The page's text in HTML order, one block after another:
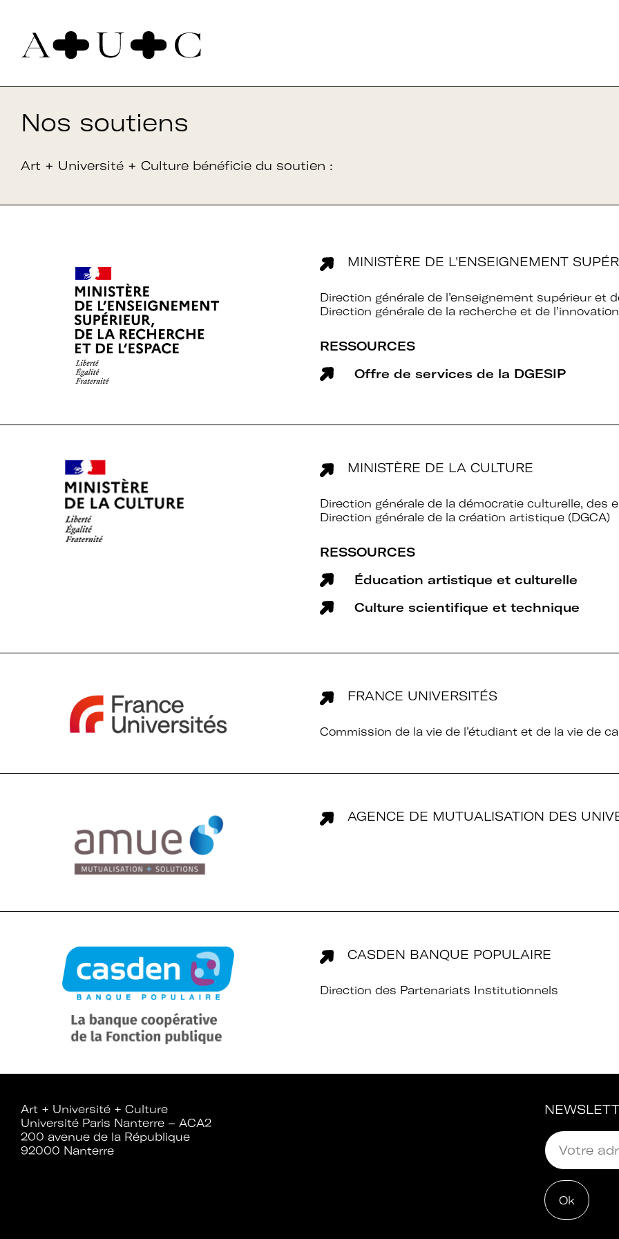
Pour nous contacter
Art + Université + Culture
Université Paris Nanterre – ACA2
Rejoignez le réseau
A+U+C
Téléchargez le bulletin
Adhérer à
Bénéficier
des
Faire partie
Culture et
Espace adhérent
Mot de passe
Nos soutiens
Art + Université + Culture bénéficie du soutien :
MINISTÈRE DE L'ENSEIGNEMENT
Direction générale de l’enseignement supérieur et
Direction générale de la recherche et de l’innovation
RESSOURCES
Offre de services de la DGESIP
MINISTÈRE DE LA CULTURE
Direction générale de la démocratie culturelle, des
Direction générale de la création artistique (DGCA)
RESSOURCES
Éducation artistique et culturelle
Culture scientifique et technique
FRANCE UNIVERSITÉS
Commission de la vie de l’étudiant et de la vie de
AGENCE DE MUTUALISATION DES
CASDEN BANQUE POPULAIRE
Direction des Partenariats Institutionnels
Art + Université + Culture
Université Paris Nanterre – ACA2
200 avenue de la République
92000 Nanterre